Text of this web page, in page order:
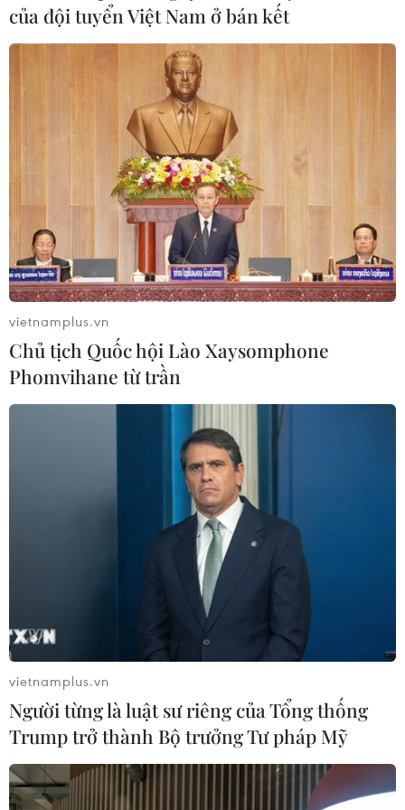
của đội tuyển Việt Nam ở bán kết
vietnamplus.vn
Chủ tịch Quốc hội Lào Xaysomphone
Phomvihane từ trần
vietnamplus.vn
Người từng là luật sư riêng của Tổng thống
Trump trở thành Bộ trưởng Tư pháp Mỹ